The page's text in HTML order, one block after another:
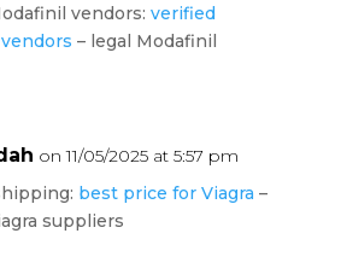
vendors: verified
– legal Modafinil
on 11/05/2025 at 5:57 pm
best price for Viagra –
suppliers